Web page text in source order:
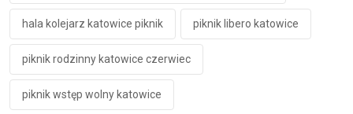
hala kolejarz katowice piknik piknik libero katowice
piknik rodzinny katowice czerwiec
piknik wstęp wolny katowice